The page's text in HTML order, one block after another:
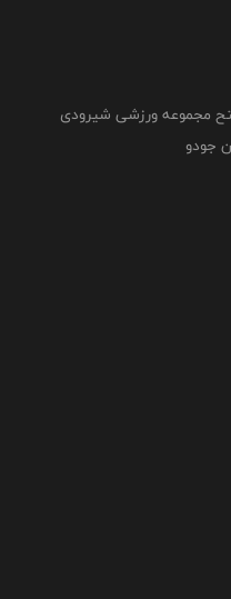
مجموعه ورزشی شیرودی